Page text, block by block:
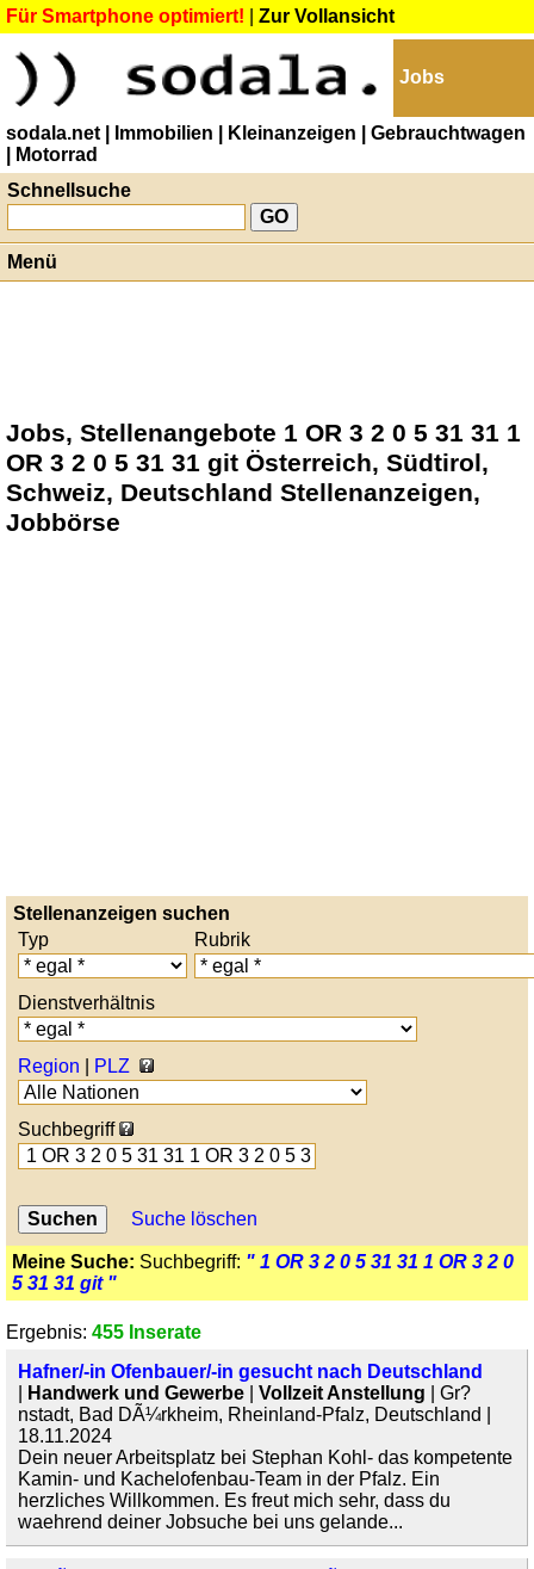
Für Smartphone optimiert! Zur Vollansicht
Jobs
sodala.net | Immobilien | Kleinanzeigen
| Gebrauchtwagen
| Motorrad
Schnellsuche
Menü
Jobs, Stellenangebote 1 OR 3 2 0 5 31 31 1
OR 3 2 0 5 31 31 git Österreich, Südtirol,
Schweiz, Deutschland Stellenanzeigen,
Jobbörse
Stellenanzeigen suchen
Typ
Rubrik
Dienstverhältnis
Region PLZ
Suchbegriff
Suche löschen
Meine Suche: Suchbegriff: " 1 OR 3 2 0 5 31 31 1 OR 3 2 0
5 31 31 git "
Ergebnis: 455 Inserate
Hafner/-in Ofenbauer/-in gesucht nach Deutschland
Handwerk und Gewerbe Vollzeit Anstellung | Gr?
nstadt, Bad DÃ¼rkheim, Rheinland-Pfalz, Deutschland |
18.11.2024
Dein neuer Arbeitsplatz bei Stephan Kohl- das kompetente
Kamin- und Kachelofenbau-Team in der Pfalz. Ein
herzliches Willkommen. Es freut mich sehr, dass du
waehrend deiner Jobsuche bei uns gelande...